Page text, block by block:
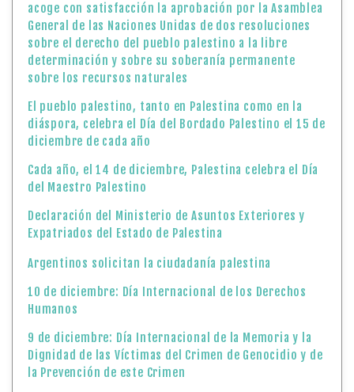
acoge con satisfacción la aprobación por la Asamblea
General de las Naciones Unidas de dos resoluciones
sobre el derecho del pueblo palestino a la libre
determinación y sobre su soberanía permanente
sobre los recursos naturales
El pueblo palestino, tanto en Palestina como en la
diáspora, celebra el Día del Bordado Palestino el 15 de
diciembre de cada año
Cada año, el 14 de diciembre, Palestina celebra el Día
del Maestro Palestino
Declaración del Ministerio de Asuntos Exteriores y
Expatriados del Estado de Palestina
Argentinos solicitan la ciudadanía palestina
10 de diciembre: Día Internacional de los Derechos
Humanos
9 de diciembre: Día Internacional de la Memoria y la
Dignidad de las Víctimas del Crimen de Genocidio y de
la Prevención de este Crimen